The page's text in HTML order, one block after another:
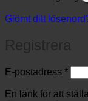
Glömt ditt
E-postadress *
En länk för att